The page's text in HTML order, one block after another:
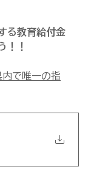
る教育給付金
！！
で唯一の指